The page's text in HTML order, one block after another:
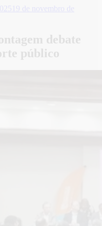
19 de novembro de
debate
público